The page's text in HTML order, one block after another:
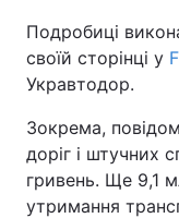
Подробиці
своїй сторінці у
Укравтодор.
Зокрема,
доріг і штучних
гривень. Ще 9,1
утримання